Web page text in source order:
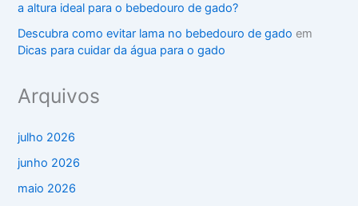
a altura ideal para o bebedouro de gado?
Descubra como evitar lama no bebedouro de gado em
Dicas para cuidar da água para o gado
Arquivos
julho 2026
junho 2026
maio 2026